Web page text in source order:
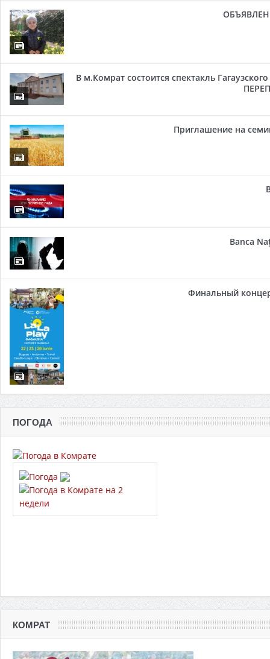
В м.Комрат состоится спектакль
Приглашение на
Banca
Финальный
ПОГОДА
КОМРАТ